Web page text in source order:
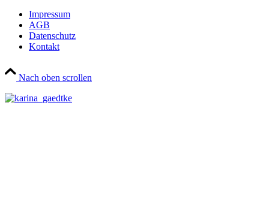
Impressum
AGB
Datenschutz
Kontakt
Nach oben scrollen